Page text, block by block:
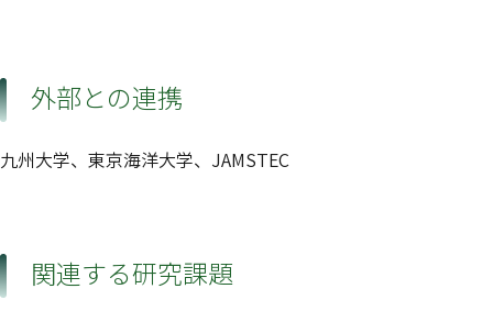
外部との連携
九州大学、東京海洋大学、JAMSTEC
関連する研究課題